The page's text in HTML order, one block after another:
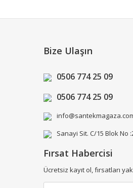
Bize Ulaşın
0506 774 25 09
0506 774 25 09
Sanayi Sit. C/15 Blok No
Fırsat Habercisi
Ücretsiz kayıt ol, fırsatları